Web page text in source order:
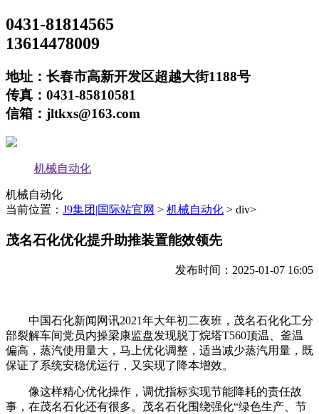
0431-81814565
13614478009
地址：长春市高新开发区超越大街1188号
传真：0431-85810581
信箱：jltkxs@163.com
机械自动化
机械自动化
当前位置： J9集团|国际站官网 > 机械自动化 > div>
茂名石化优化提升助推装置能效领先
发布时间：2025-01-07 16:05
中国石化新闻网讯2021年大年初二夜班，茂名石化化工分
部裂解车间党员内操梁康监盘发现脱丁烷塔T560顶温、釜温
偏高，蒸汽使用量大，马上优化调整，适当减少蒸汽用量，既
保证了系统安稳优运行，又实现了降本增效。
像这样精心优化操作，调优指标实现节能降耗的责任故
事，在茂名石化还有很多。茂名石化围绕强化“绿色生产、节